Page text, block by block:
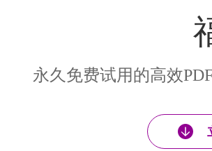
永久免费试用的高效